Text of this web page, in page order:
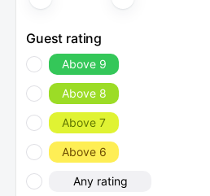
Guest rating
Above 9
Above 8
Above 7
Above 6
Any rating